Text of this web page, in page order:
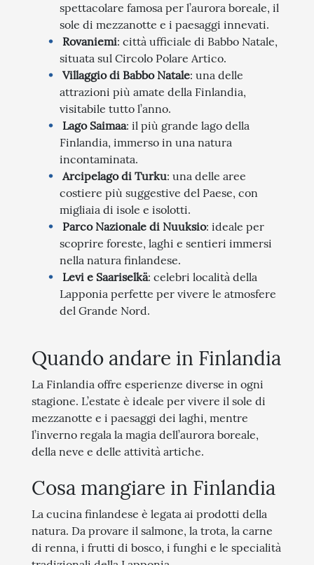
spettacolare famosa per l’aurora boreale, il
sole di mezzanotte e i paesaggi innevati.
Rovaniemi: città ufficiale di Babbo Natale,
situata sul Circolo Polare Artico.
Villaggio di Babbo Natale: una delle
attrazioni più amate della Finlandia,
visitabile tutto l’anno.
Lago Saimaa: il più grande lago della
Finlandia, immerso in una natura
incontaminata.
Arcipelago di Turku: una delle aree
costiere più suggestive del Paese, con
migliaia di isole e isolotti.
Parco Nazionale di Nuuksio: ideale per
scoprire foreste, laghi e sentieri immersi
nella natura finlandese.
Levi e Saariselkä: celebri località della
Lapponia perfette per vivere le atmosfere
del Grande Nord.
Quando andare in Finlandia
La Finlandia offre esperienze diverse in ogni
stagione. L’estate è ideale per vivere il sole di
mezzanotte e i paesaggi dei laghi, mentre
l’inverno regala la magia dell’aurora boreale,
della neve e delle attività artiche.
Cosa mangiare in Finlandia
La cucina finlandese è legata ai prodotti della
natura. Da provare il salmone, la trota, la carne
di renna, i frutti di bosco, i funghi e le specialità